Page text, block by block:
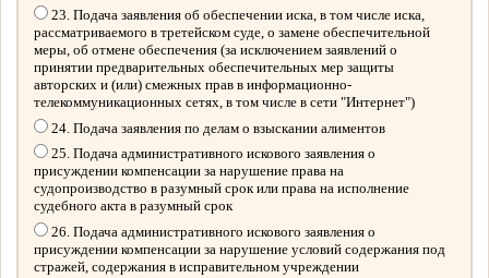
23. Подача заявления об обеспечении иска, в том числе иска,
рассматриваемого в третейском суде, о замене обеспечительной
меры, об отмене обеспечения (за исключением заявлений о
принятии предварительных обеспечительных мер защиты
авторских и (или) смежных прав в информационно-
телекоммуникационных сетях, в том числе в сети "Интернет")
24. Подача заявления по делам о взыскании алиментов
25. Подача административного искового заявления о
присуждении компенсации за нарушение права на
судопроизводство в разумный срок или права на исполнение
судебного акта в разумный срок
26. Подача административного искового заявления о
присуждении компенсации за нарушение условий содержания под
стражей, содержания в исправительном учреждении